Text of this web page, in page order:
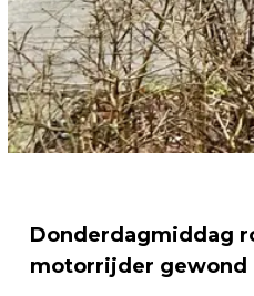
Donderdagmiddag
motorrijder gewond